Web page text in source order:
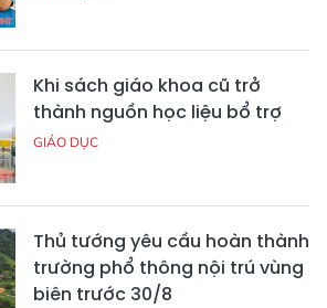
Khi sách giáo khoa cũ trở
thành nguồn học liệu bổ trợ
GIÁO DỤC
Thủ tướng yêu cầu hoàn thành
trường phổ thông nội trú vùng
biên trước 30/8